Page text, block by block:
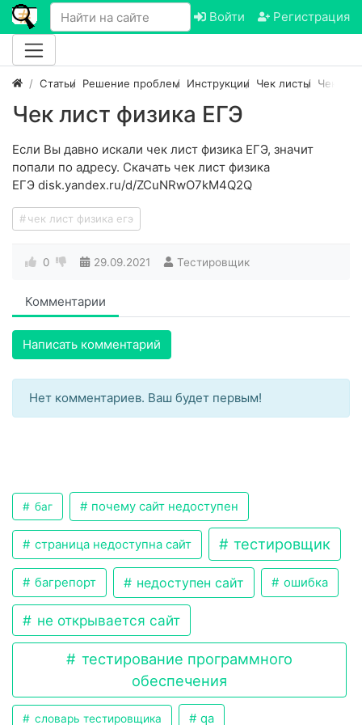
Войти Регистрация
Статьи Решение проблем Инструкции Чек листы Чек
Чек лист физика ЕГЭ
Если Вы давно искали чек лист физика ЕГЭ, значит
попали по адресу. Скачать чек лист физика
ЕГЭ disk.yandex.ru/d/ZCuNRwO7kM4Q2Q
чек лист физика егэ
0 29.09.2021 Тестировщик
Комментарии
Написать комментарий
Нет комментариев. Ваш будет первым!
баг почему сайт недоступен
страница недоступна сайт тестировщик
багрепорт недоступен сайт ошибка
не открывается сайт
тестирование программного
обеспечения
словарь тестировщика qa